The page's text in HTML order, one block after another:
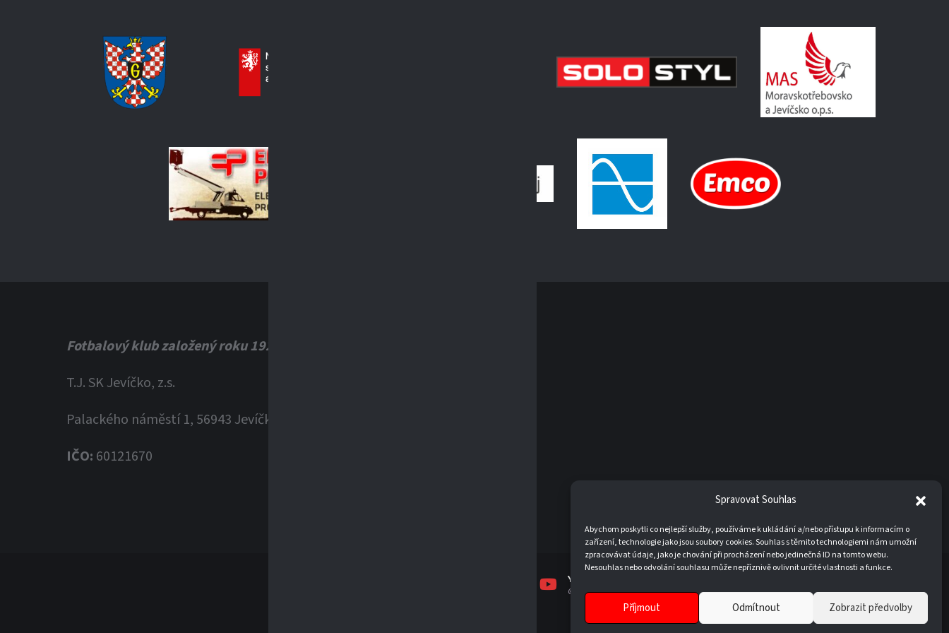
Spravovat Souhlas
Abychom poskytli co nejlepší služby, používáme k ukládání a/nebo přístupu k informacím o
zařízení, technologie jako jsou soubory cookies. Souhlas s těmito technologiemi nám umožní
zpracovávat údaje, jako je chování při procházení nebo jedinečná ID na tomto webu.
Nesouhlas nebo odvolání souhlasu může nepříznivě ovlivnit určité vlastnosti a funkce.
Příjmout Odmítnout Zobrazit předvolby
Fotbalový klub založený roku 1920
T.J. SK Jevíčko, z.s.
Palackého náměstí 1, 56943 Jevíčko
IČO: 60121670
YOUTUBE
@TJSKJEVICKO1920